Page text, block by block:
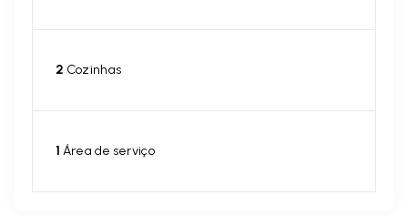
2 Cozinhas
1 Área de serviço